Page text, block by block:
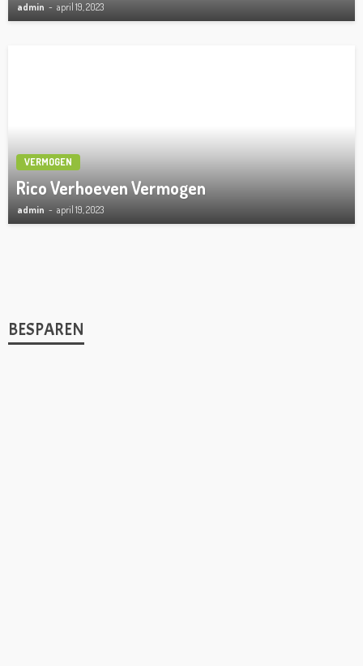
admin april 19, 2023
VERMOGEN
Rico Verhoeven Vermogen
admin april 19, 2023
BESPAREN